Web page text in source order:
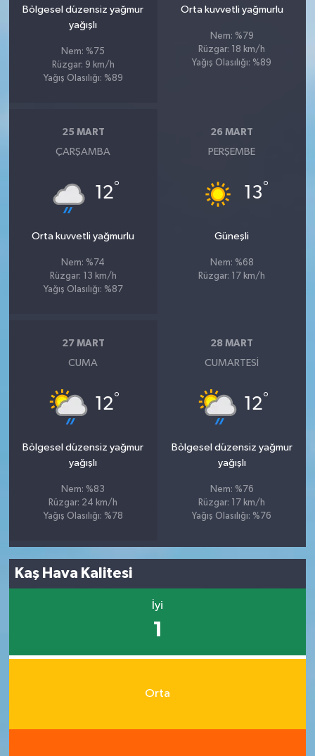
Bölgesel düzensiz yağmur
yağışlı
Nem: %75
Rüzgar: 9 km/h
Yağış Olasılığı: %89
Orta kuvvetli yağmurlu
Nem: %79
Rüzgar: 18 km/h
Yağış Olasılığı: %89
25 MART
ÇARŞAMBA
12°
Orta kuvvetli yağmurlu
Nem: %74
Rüzgar: 13 km/h
Yağış Olasılığı: %87
26 MART
PERŞEMBE
13°
Güneşli
Nem: %68
Rüzgar: 17 km/h
27 MART
CUMA
12°
Bölgesel düzensiz yağmur
yağışlı
Nem: %83
Rüzgar: 24 km/h
Yağış Olasılığı: %78
28 MART
CUMARTESI
12°
Bölgesel düzensiz yağmur
yağışlı
Nem: %76
Rüzgar: 17 km/h
Yağış Olasılığı: %76
Kaş Hava Kalitesi
İyi
1
Orta